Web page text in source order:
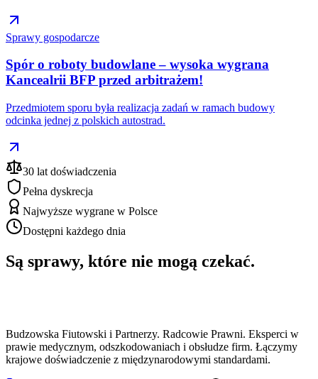
Sprawy gospodarcze
Spór o roboty budowlane – wysoka wygrana
Kancealrii BFP przed arbitrażem!
Przedmiotem sporu była realizacja zadań w ramach budowy
odcinka jednej z polskich autostrad.
30 lat doświadczenia
Pełna dyskrecja
Najwyższe wygrane w Polsce
Dostępni każdego dnia
Są sprawy, które nie mogą czekać.
Budzowska Fiutowski i Partnerzy. Radcowie Prawni. Eksperci w
prawie medycznym, odszkodowaniach i obsłudze firm. Łączymy
krajowe doświadczenie z międzynarodowymi standardami.